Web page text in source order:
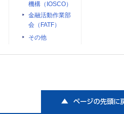
機構（IOSCO）
金融活動作業部
会（FATF）
その他